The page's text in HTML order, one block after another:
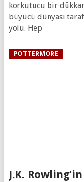
korkutucu bir
büyücü dünyası
yolu. Hep
POTTERMORE
J.K.